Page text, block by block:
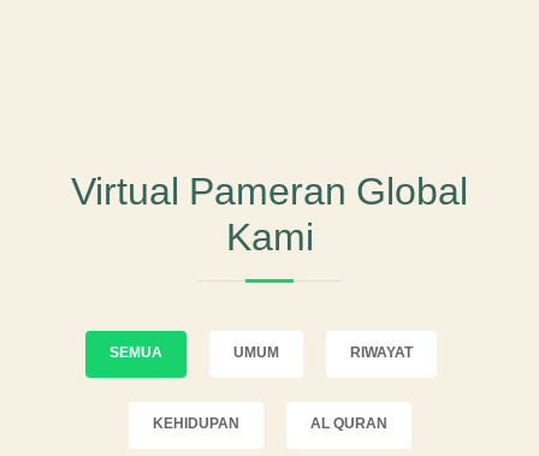
Virtual Pameran Global
Kami
SEMUA UMUM RIWAYAT
KEHIDUPAN AL QURAN